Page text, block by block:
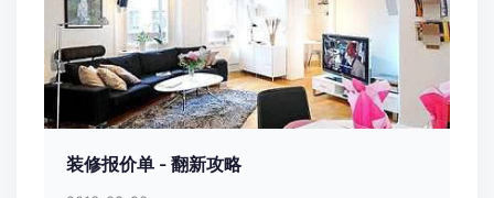
装修报价单 - 翻新攻略